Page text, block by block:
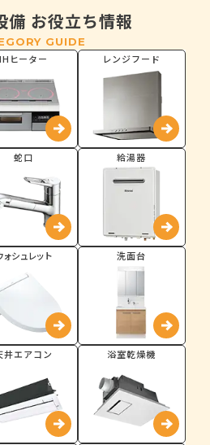
備 お役立ち情報
GUIDE
IHヒーター レンジフード
蛇口 給湯器
ォシュレット 洗面台
井エアコン 浴室乾燥機